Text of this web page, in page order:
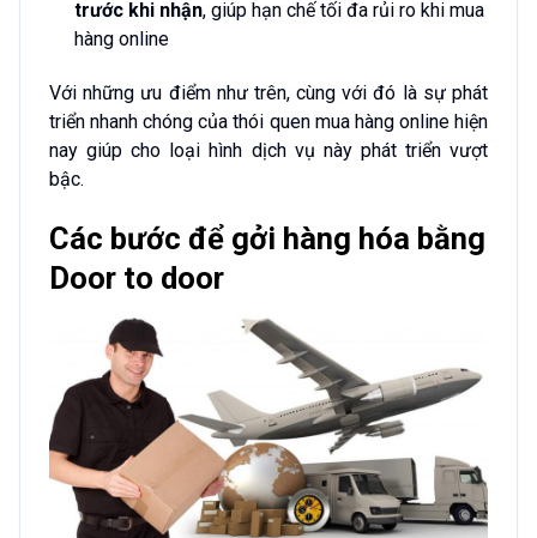
trước khi nhận, giúp hạn chế tối đa rủi ro khi mua
hàng online
Với những ưu điểm như trên, cùng với đó là sự phát
triển nhanh chóng của thói quen mua hàng online hiện
nay giúp cho loại hình dịch vụ này phát triển vượt
bậc.
Các bước để gởi hàng hóa bằng
Door to door